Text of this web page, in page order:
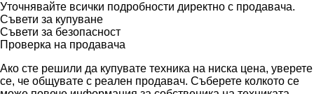
Уточнявайте всички подробности директно с продавача.
Съвети за купуване
Съвети за безопасност
Проверка на продавача
Ако сте решили да купувате техника на ниска цена, уверете
се, че общувате с реален продавач. Съберете колкото се